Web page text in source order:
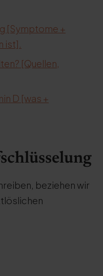
[Symptome +
ist].
[Quellen,
D [was +
beziehen wir